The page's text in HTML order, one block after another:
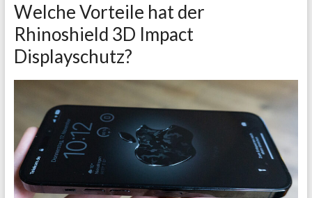
Welche Vorteile hat der
Rhinoshield 3D Impact
Displayschutz?